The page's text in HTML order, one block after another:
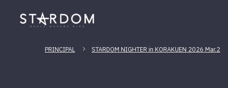
PRINCIPAL STARDOM NIGHTER in KORAKUEN 2026 Mar.2